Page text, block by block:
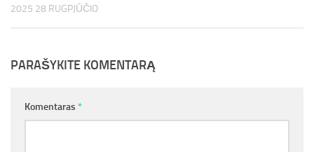
2025 28 RUGPJŪČIO
PARAŠYKITE KOMENTARĄ
Komentaras *